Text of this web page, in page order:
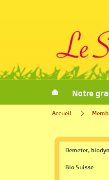
Notre
Accueil
Demeter,
Bio Suisse